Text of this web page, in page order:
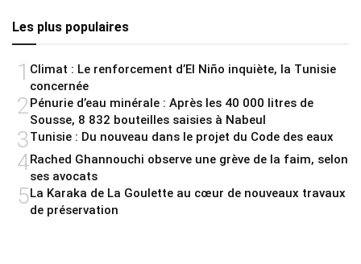
Les plus populaires
1 Climat : Le renforcement d’El Niño inquiète, la Tunisie
concernée
2 Pénurie d’eau minérale : Après les 40 000 litres de
Sousse, 8 832 bouteilles saisies à Nabeul
3Tunisie : Du nouveau dans le projet du Code des eaux
4Rached Ghannouchi observe une grève de la faim, selon
ses avocats
5La Karaka de La Goulette au cœur de nouveaux travaux
de préservation